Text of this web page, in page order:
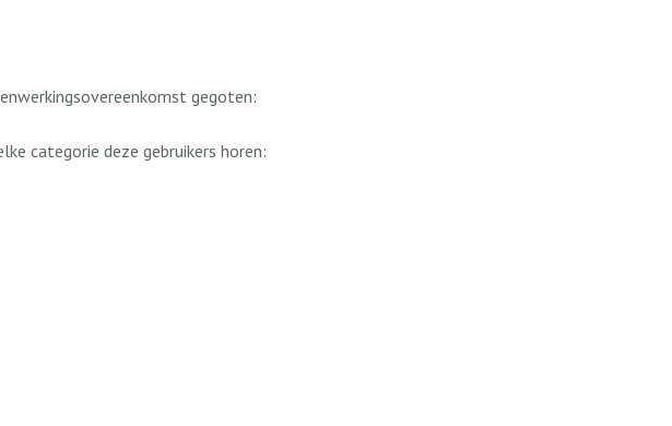
gegoten:
categorie deze gebruikers horen: